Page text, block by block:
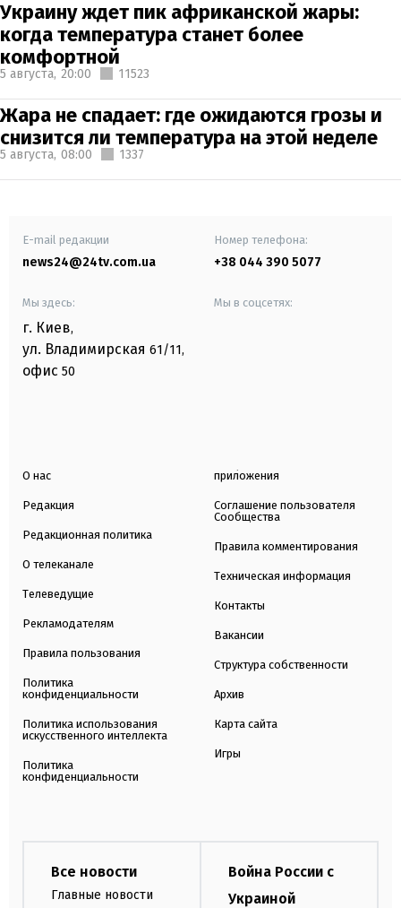
Украину ждет пик африканской жары:
когда температура станет более
комфортной
5 августа, 20:00 11523
Жара не спадает: где ожидаются грозы и
снизится ли температура на этой неделе
5 августа, 08:00 1337
E-mail редакции
news24@24tv.com.ua
Номер телефона:
+38 044 390 5077
Мы здесь:
г. Киев,
ул. Владимирская 61/11,
офис 50
Мы в соцсетях:
О нас
Редакция
Редакционная политика
О телеканале
Телеведущие
Рекламодателям
Правила пользования
Политика
конфиденциальности
Политика использования
искусственного интеллекта
Политика
конфиденциальности
приложения
Соглашение пользователя
Сообщества
Правила комментирования
Техническая информация
Контакты
Вакансии
Структура собственности
Архив
Карта сайта
Игры
Все новости
Главные новости
Война России с
Украиной